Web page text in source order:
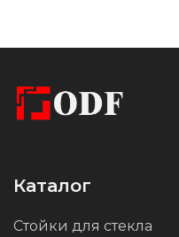
также имеет
архитектурный
Каталог
Стойки для стекла